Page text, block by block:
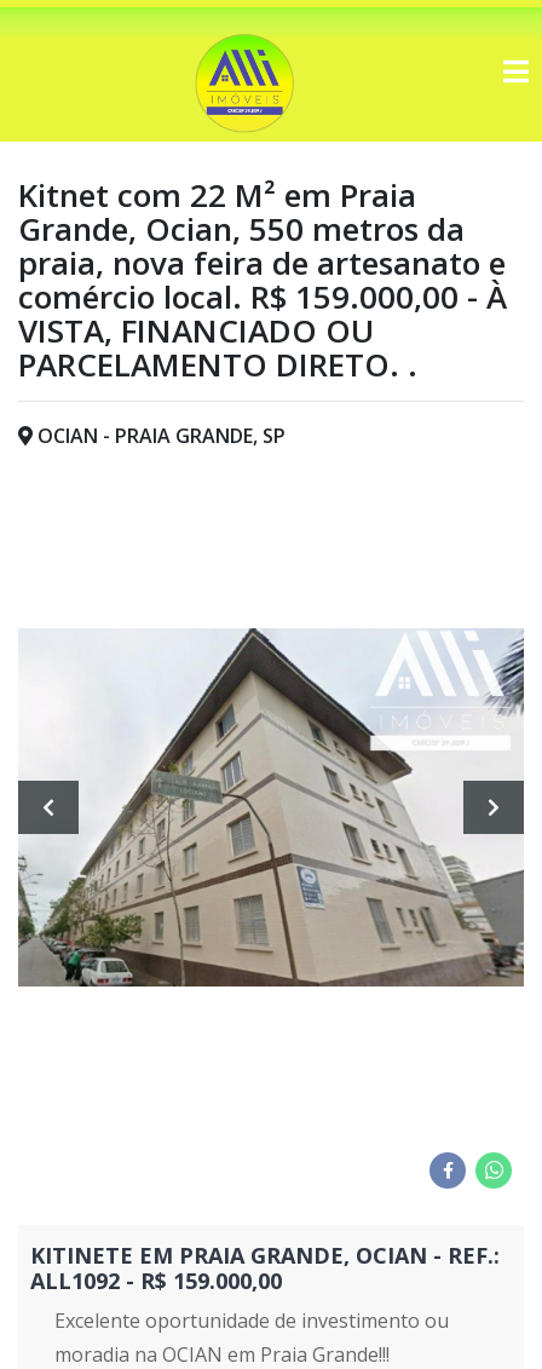
Kitnet com 22 M² em Praia
Grande, Ocian, 550 metros da
praia, nova feira de artesanato e
comércio local. R$ 159.000,00 - À
VISTA, FINANCIADO OU
PARCELAMENTO DIRETO. .
OCIAN - PRAIA GRANDE, SP
KITINETE EM PRAIA GRANDE, OCIAN - REF.:
ALL1092 - R$ 159.000,00
Excelente oportunidade de investimento ou
moradia na OCIAN em Praia Grande!!!